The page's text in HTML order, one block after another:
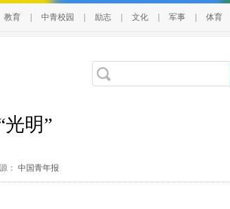
教育 中青校园 励志 文化 军事 体育
光明”
： 中国青年报